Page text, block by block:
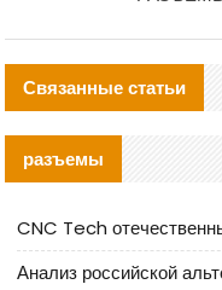
Связанные статьи
разъемы